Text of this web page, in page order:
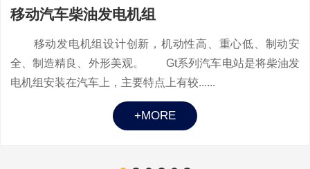
移动汽车柴油发电机组
移动发电机组设计创新，机动性高、重心低、制动安
全、制造精良、外形美观。 Gt系列汽车电站是将柴油发
电机组安装在汽车上，主要特点上有较......
+MORE